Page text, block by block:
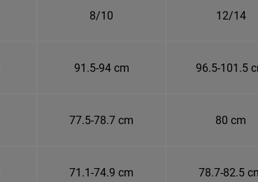
8/10 12/14
91.5-94 cm 96.5-101.5
77.5-78.7 cm 80 cm
71.1-74.9 cm 78.7-82.5